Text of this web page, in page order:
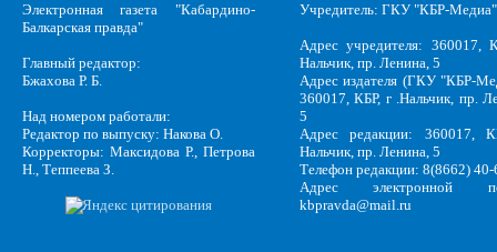
Электронная газета "Кабардино-
Балкарская правда"
Главный редактор:
Бжахова Р. Б.
Над номером работали:
Редактор по выпуску: Накова О.
Корректоры: Максидова Р., Петрова
Н., Теппеева З.
Учредитель: ГКУ "КБР-Медиа"
Адрес учредителя: 360017,
Нальчик, пр. Ленина, 5
Адрес издателя (ГКУ "КБР-
360017, КБР, г .Нальчик, пр.
5
Адрес редакции: 360017,
Нальчик, пр. Ленина, 5
Телефон редакции: 8(8662)
Адрес электронной
kbpravda@mail.ru